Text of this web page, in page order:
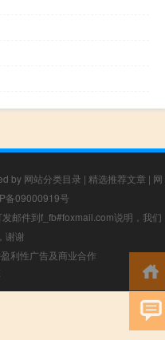
by 网站分类目录 | 精选推荐文章 | 网
备09000919号
邮件到f_fb#foxmail.com说明，我们
谢谢
利性广告及商业合作